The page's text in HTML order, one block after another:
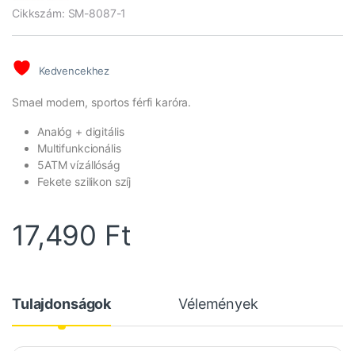
Cikkszám: SM-8087-1
Kedvencekhez
Smael modern, sportos férfi karóra.
Analóg + digitális
Multifunkcionális
5ATM vízállóság
Fekete szilikon szíj
17,490 Ft
Tulajdonságok Vélemények